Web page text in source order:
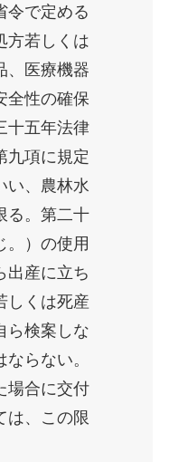
令で定める
方若しくは
、医療機器
全性の確保
十五年法律
九項に規定
い、農林水
る。第二十
。）の使用
出産に立ち
しくは死産
ら検案しな
らない。
場合に交付
は、この限